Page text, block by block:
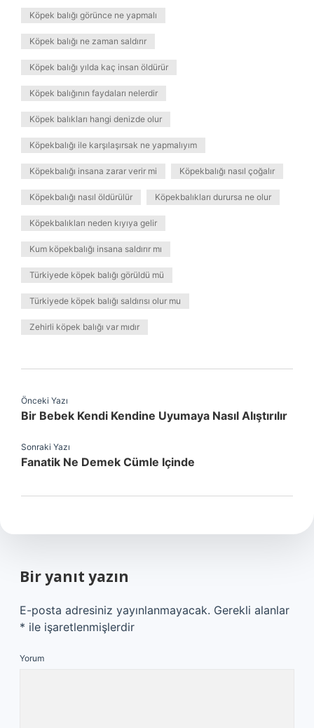
Köpek balığı görünce ne yapmalı
Köpek balığı ne zaman saldırır
Köpek balığı yılda kaç insan öldürür
Köpek balığının faydaları nelerdir
Köpek balıkları hangi denizde olur
Köpekbalığı ile karşılaşırsak ne yapmalıyım
Köpekbalığı insana zarar verir mi Köpekbalığı nasıl çoğalır
Köpekbalığı nasıl öldürülür Köpekbalıkları durursa ne olur
Köpekbalıkları neden kıyıya gelir
Kum köpekbalığı insana saldırır mı
Türkiyede köpek balığı görüldü mü
Türkiyede köpek balığı saldırısı olur mu
Zehirli köpek balığı var mıdır
Önceki Yazı
Bir Bebek Kendi Kendine Uyumaya Nasıl Alıştırılır
Sonraki Yazı
Fanatik Ne Demek Cümle Içinde
Bir yanıt yazın
E-posta adresiniz yayınlanmayacak. Gerekli alanlar
* ile işaretlenmişlerdir
Yorum